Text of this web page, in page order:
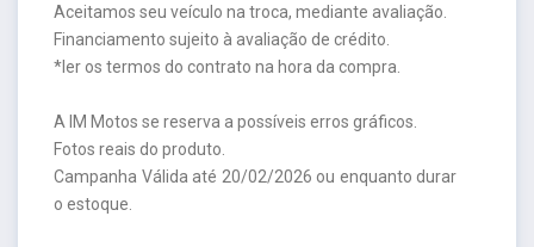
Aceitamos seu veículo na troca, mediante avaliação.
Financiamento sujeito à avaliação de crédito.
*ler os termos do contrato na hora da compra.
A IM Motos se reserva a possíveis erros gráficos.
Fotos reais do produto.
Campanha Válida até 20/02/2026 ou enquanto durar
o estoque.